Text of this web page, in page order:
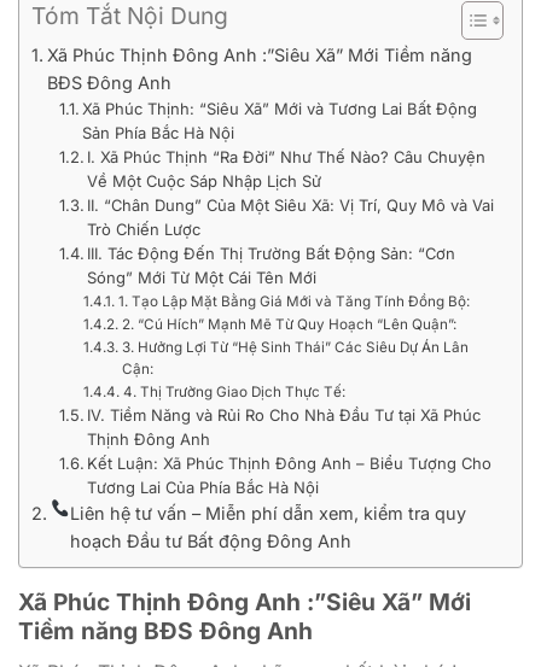
Tóm Tắt Nội Dung
Xã Phúc Thịnh Đông Anh :”Siêu Xã” Mới Tiềm năng
BĐS Đông Anh
Xã Phúc Thịnh: “Siêu Xã” Mới và Tương Lai Bất Động
Sản Phía Bắc Hà Nội
I. Xã Phúc Thịnh “Ra Đời” Như Thế Nào? Câu Chuyện
Về Một Cuộc Sáp Nhập Lịch Sử
II. “Chân Dung” Của Một Siêu Xã: Vị Trí, Quy Mô và Vai
Trò Chiến Lược
III. Tác Động Đến Thị Trường Bất Động Sản: “Cơn
Sóng” Mới Từ Một Cái Tên Mới
1. Tạo Lập Mặt Bằng Giá Mới và Tăng Tính Đồng Bộ:
2. “Cú Hích” Mạnh Mẽ Từ Quy Hoạch “Lên Quận”:
3. Hưởng Lợi Từ “Hệ Sinh Thái” Các Siêu Dự Án Lân
Cận:
4. Thị Trường Giao Dịch Thực Tế:
IV. Tiềm Năng và Rủi Ro Cho Nhà Đầu Tư tại Xã Phúc
Thịnh Đông Anh
Kết Luận: Xã Phúc Thịnh Đông Anh – Biểu Tượng Cho
Tương Lai Của Phía Bắc Hà Nội
Liên hệ tư vấn – Miễn phí dẫn xem, kiểm tra quy
hoạch Đầu tư Bất động Đông Anh
Xã Phúc Thịnh Đông Anh :”Siêu Xã” Mới
Tiềm năng BĐS Đông Anh